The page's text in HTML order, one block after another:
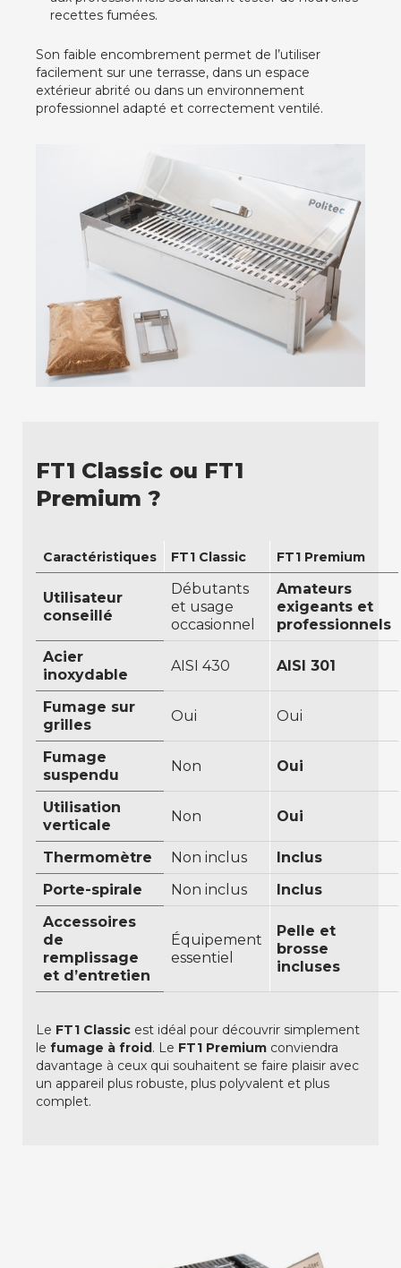
recettes fumées.
Son faible encombrement permet de l’utiliser
facilement sur une terrasse, dans un espace
extérieur abrité ou dans un environnement
professionnel adapté et correctement ventilé.
FT1 Classic ou FT1
Premium ?
Caractéristiques FT1 Classic FT1 Premium
Utilisateur
conseillé
Débutants
et usage
occasionnel
Amateurs
exigeants et
professionnels
Acier
inoxydable
AISI 430 AISI 301
Fumage sur
grilles
Oui Oui
Fumage
suspendu
Non Oui
Utilisation
verticale
Non Oui
Thermomètre Non inclus
Inclus
Porte-spirale
Non inclus
Inclus
Accessoires
de
remplissage
et d’entretien
Équipement
essentiel
Pelle et
brosse
incluses
Le FT1 Classic est idéal pour découvrir simplement
le fumage à froid. Le FT1 Premium conviendra
davantage à ceux qui souhaitent se faire plaisir avec
un appareil plus robuste, plus polyvalent et plus
complet.